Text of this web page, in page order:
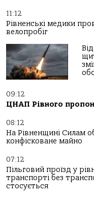
11:12
Рівненські медики
велопробіг
09:12
ЦНАП Рівного
08:12
На Рівненщині Силам
конфісковане майно
07:12
Пільговий проїзд у
транспорті без
стосується